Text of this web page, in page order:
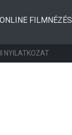
ONLINE FILMNÉZÉS
NYILATKOZAT